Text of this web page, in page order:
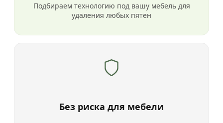
Подбираем технологию под вашу мебель для
удаления любых пятен
Без риска для мебели